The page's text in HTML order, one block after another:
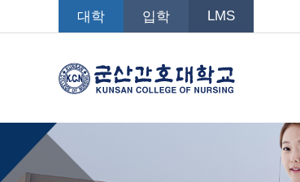
대학 입학 LMS